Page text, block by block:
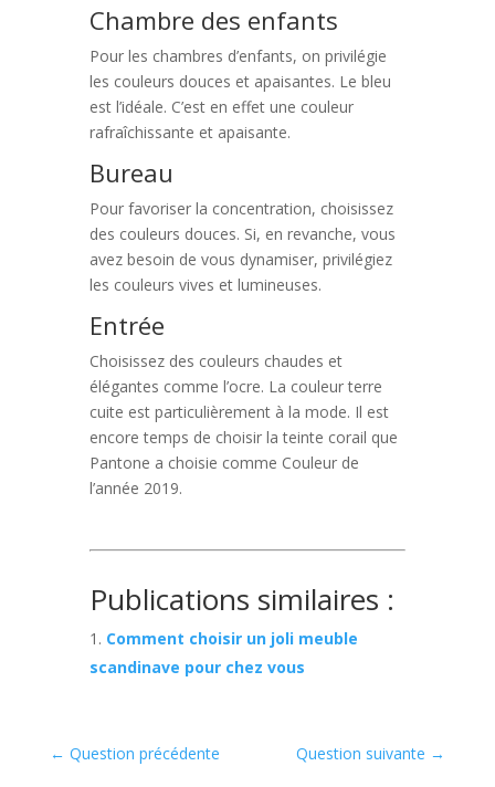
Chambre des enfants
Pour les chambres d’enfants, on privilégie
les couleurs douces et apaisantes. Le bleu
est l’idéale. C’est en effet une couleur
rafraîchissante et apaisante.
Bureau
Pour favoriser la concentration, choisissez
des couleurs douces. Si, en revanche, vous
avez besoin de vous dynamiser, privilégiez
les couleurs vives et lumineuses.
Entrée
Choisissez des couleurs chaudes et
élégantes comme l’ocre. La couleur terre
cuite est particulièrement à la mode. Il est
encore temps de choisir la teinte corail que
Pantone a choisie comme Couleur de
l’année 2019.
Publications similaires :
Comment choisir un joli meuble
scandinave pour chez vous
← Question précédente Question suivante →